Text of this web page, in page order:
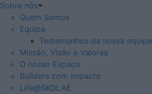
Sobre nós
Quem Somos
Equipa
Testemunhos da nossa equipa
Missão, Visão e Valores
O nosso Espaço
Builders com impacto
Life@SKOLAE